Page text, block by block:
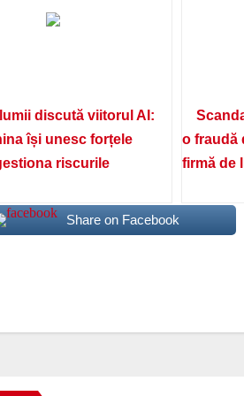
discută viitorul AI:
își unesc forțele
riscurile
o fraudă
firmă de
Share on Facebook